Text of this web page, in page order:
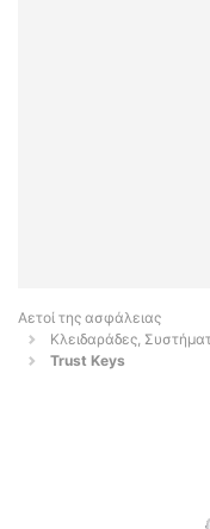
Αετοί της ασφάλειας
Κλειδαράδες,
Trust Keys